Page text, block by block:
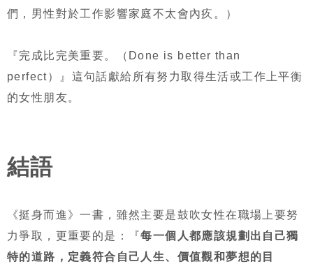
們，男性對於工作影響家庭不太會內疚。）
『完成比完美重要。（Done is better than
perfect）』這句話獻給所有努力取得生活或工作上平衡
的女性朋友。
結語
《挺身而進》一書，雖然主要是鼓吹女性在職場上要努
力爭取，更重要的是：『每一個人都應該規劃出自己獨
特的道路，定義符合自己人生、價值觀和夢想的目